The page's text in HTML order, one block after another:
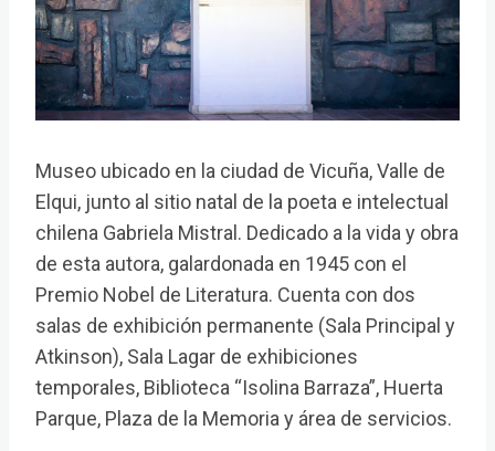
Museo ubicado en la ciudad de Vicuña, Valle de
Elqui, junto al sitio natal de la poeta e intelectual
chilena Gabriela Mistral. Dedicado a la vida y obra
de esta autora, galardonada en 1945 con el
Premio Nobel de Literatura. Cuenta con dos
salas de exhibición permanente (Sala Principal y
Atkinson), Sala Lagar de exhibiciones
temporales, Biblioteca “Isolina Barraza”, Huerta
Parque, Plaza de la Memoria y área de servicios.